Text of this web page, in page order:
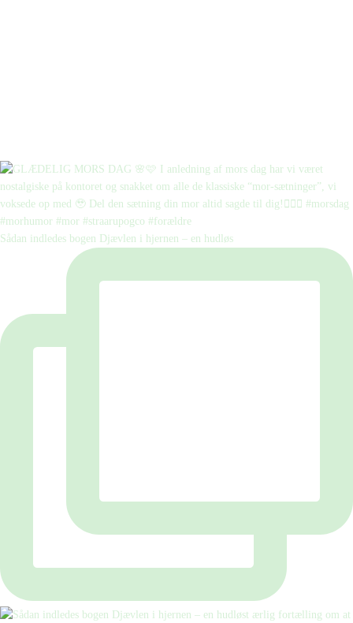
Sådan indledes bogen Djævlen i hjernen – en hudløs